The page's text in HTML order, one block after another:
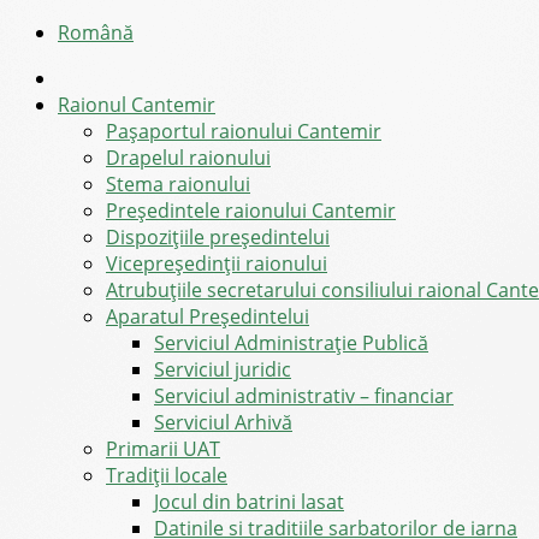
Română
Raionul Cantemir
Pașaportul raionului Cantemir
Drapelul raionului
Stema raionului
Preşedintele raionului Cantemir
Dispozițiile președintelui
Vicepreşedinţii raionului
Atrubuțiile secretarului consiliului raional
Aparatul Preşedintelui
Serviciul Administraţie Publică
Serviciul juridic
Serviciul administrativ – financiar
Serviciul Arhivă
Primarii UAT
Tradiții locale
Jocul din batrini lasat
Datinile si traditiile sarbatorilor de iarna